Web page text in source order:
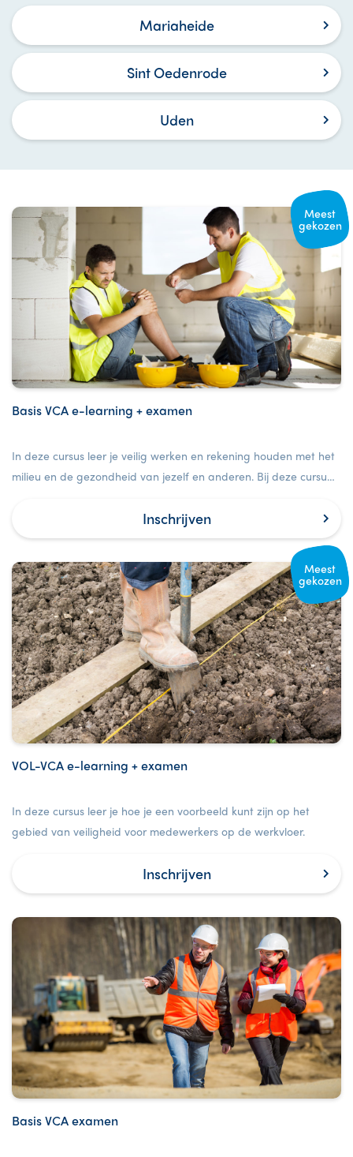
Meest
gekozen
Basis VCA e-learning + examen
In deze cursus leer je veilig werken en rekening houden met het
milieu en de gezondheid van jezelf en anderen. Bij deze cursus
Inschrijven
Meest
gekozen
VOL-VCA e-learning + examen
In deze cursus leer je hoe je een voorbeeld kunt zijn op het
gebied van veiligheid voor medewerkers op de werkvloer.
Inschrijven
Basis VCA examen
Mariaheide
Sint Oedenrode
Uden